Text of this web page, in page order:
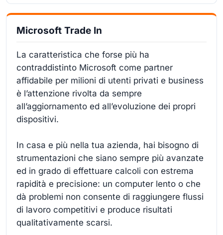
Microsoft Trade In
La caratteristica che forse più ha
contraddistinto Microsoft come partner
affidabile per milioni di utenti privati e business
è l’attenzione rivolta da sempre
all’aggiornamento ed all’evoluzione dei propri
dispositivi.
In casa e più nella tua azienda, hai bisogno di
strumentazioni che siano sempre più avanzate
ed in grado di effettuare calcoli con estrema
rapidità e precisione: un computer lento o che
dà problemi non consente di raggiungere flussi
di lavoro competitivi e produce risultati
qualitativamente scarsi.